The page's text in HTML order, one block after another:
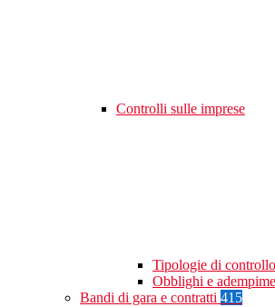
Controlli sulle imprese
Tipologie di controllo
Obblighi e
Bandi di gara e contratti 415